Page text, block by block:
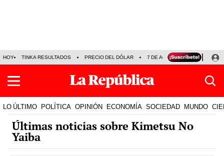
HOY TINKA RESULTADOS PRECIO DEL DÓLAR 7 DE AGOSTO OLLANTA
LO ÚLTIMO POLÍTICA OPINIÓN ECONOMÍA SOCIEDAD MUNDO
Últimas noticias sobre Kimetsu No
Yaiba